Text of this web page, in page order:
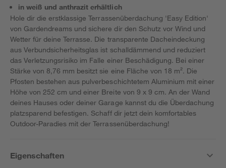
in weiß und anthrazit erhältlich
Hole dir die erstklassige Terrassenüberdachung 'Easy Edition'
von Gardendreams und sichere dir den Schutz vor Wind und
Wetter für deine Terrasse. Die transparente Dacheindeckung
aus Verbundsicherheitsglas ist schalldämmend und reduziert
das Verletzungsrisiko im Falle einer Beschädigung. Bei einer
Stärke von 8,76 mm besitzt sie eine Fläche von 18 m². Die
Pfosten bestehen aus pulverbeschichtetem Aluminium mit einer
Höhe von 252 cm und einer Breite von 9 x 9 cm. An der Wand
deines Hauses oder deiner Garage kannst du die Überdachung
platzsparend befestigen. Schaff dir jetzt dein komfortables
Outdoor-Paradies mit der Terrassenüberdachung!
Eigenschaften